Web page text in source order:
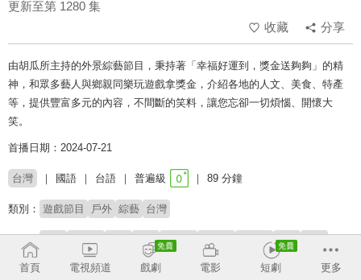
更新至第 1280 集
收藏
分享
由胡瓜所主持的外景綜藝節目，秉持著「幸福好運到，獎金送夠夠」的精
神，和眾多藝人與鄉親同樂玩遊戲拿獎金，介紹各地的人文、美食、特產
等，提供豐富多元的內容，不間斷的笑料，讓您忘卻一切煩惱、開懷大
笑。
首播日期：2024-07-21
台灣 國語 台語 普遍級 89 分鐘
類別： 遊戲節目 戶外 綜藝 台灣
來賓： 李競 賈斯汀 黃沐妍 宜芳
賴慧如
首頁 電視頻道 戲劇 電影 短劇 更多